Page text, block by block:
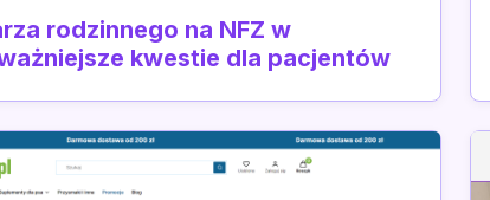
rodzinnego na NFZ w
kwestie dla pacjentów